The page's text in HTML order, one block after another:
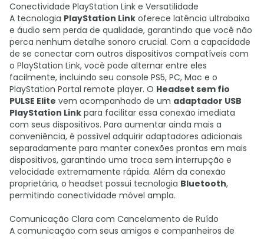
Conectividade PlayStation Link e Versatilidade
A tecnologia PlayStation Link oferece latência ultrabaixa
e áudio sem perda de qualidade, garantindo que você não
perca nenhum detalhe sonoro crucial. Com a capacidade
de se conectar com outros dispositivos compatíveis com
o PlayStation Link, você pode alternar entre eles
facilmente, incluindo seu console PS5, PC, Mac e o
PlayStation Portal remote player. O Headset sem fio
PULSE Elite vem acompanhado de um adaptador USB
PlayStation Link para facilitar essa conexão imediata
com seus dispositivos. Para aumentar ainda mais a
conveniência, é possível adquirir adaptadores adicionais
separadamente para manter conexões prontas em mais
dispositivos, garantindo uma troca sem interrupção e
velocidade extremamente rápida. Além da conexão
proprietária, o headset possui tecnologia Bluetooth,
permitindo conectividade móvel ampla.
Comunicação Clara com Cancelamento de Ruído
A comunicação com seus amigos e companheiros de